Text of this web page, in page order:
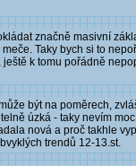
značně masivní
Taky bych si to
k tomu pořádně
být na poměrech,
úzká - taky nevím
nová a proč takhle
trendů 12-13.st.